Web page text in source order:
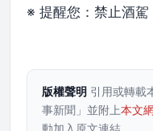
※ 提醒您：禁止酒駕
版權聲明 引用或轉載
事新聞」並附上本文
動加入原文連結。